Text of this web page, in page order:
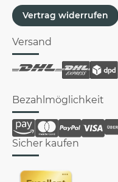
Vertrag widerrufen
Versand
Bezahlmöglichkeit
Sicher kaufen